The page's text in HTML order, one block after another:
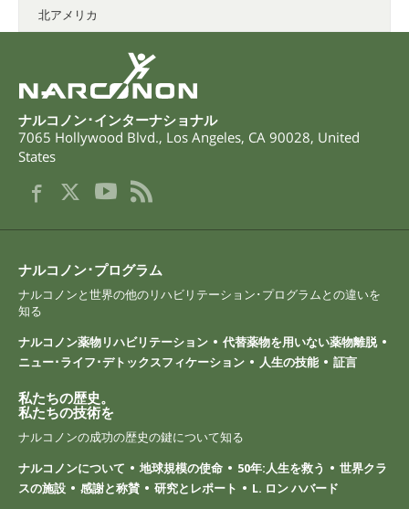
北アメリカ
ナルコノン･インターナショナル
7065 Hollywood Blvd., Los Angeles, CA 90028, United
States
ナルコノン･プログラム
ナルコノンと世界の他のリハビリテーション･プログラムとの違いを
知る
ナルコノン薬物リハビリテーション
代替薬物を用いない薬物離脱
ニュー･ライフ･デトックスフィケーション
人生の技能 証言
私たちの歴史。
私たちの技術を
ナルコノンの成功の歴史の鍵について知る
ナルコノンについて
地球規模の使命 50年:人生を救う
世界クラ
スの施設
感謝と称賛 研究とレポート L. ロン ハバード